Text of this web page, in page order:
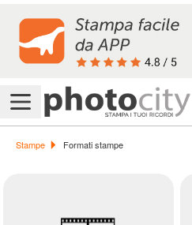
Offerte
Stampe Formati stampe